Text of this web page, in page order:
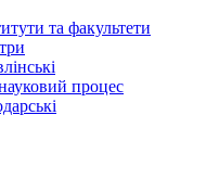
та факультети
процес